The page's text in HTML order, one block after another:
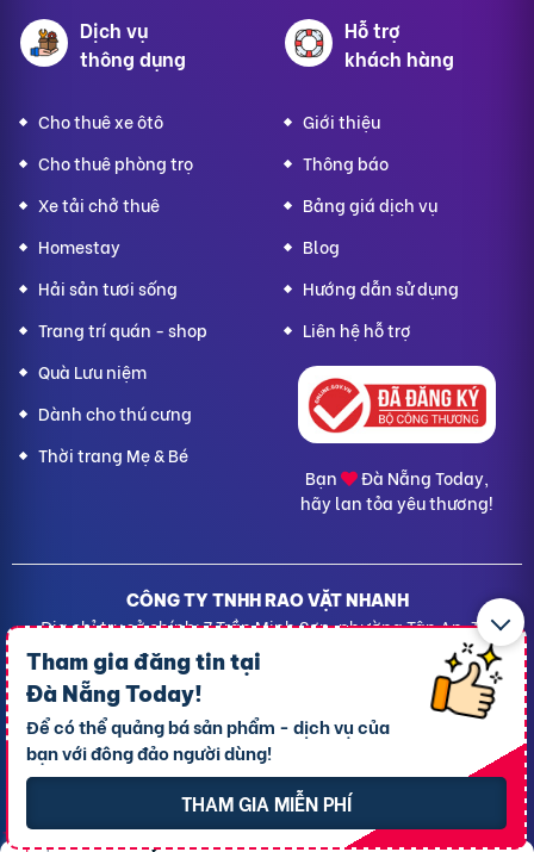
Tham gia đăng tin tại
Đà Nẵng Today!
Để có thể quảng bá sản phẩm - dịch vụ của
bạn với đông đảo người dùng!
THAM GIA MIỄN PHÍ
Dịch vụ
thông dụng
Cho thuê xe ôtô
Cho thuê phòng trọ
Xe tải chở thuê
Homestay
Hải sản tươi sống
Trang trí quán - shop
Quà Lưu niệm
Dành cho thú cưng
Thời trang Mẹ & Bé
Hỗ trợ
khách hàng
Giới thiệu
Thông báo
Bảng giá dịch vụ
Blog
Hướng dẫn sử dụng
Liên hệ hỗ trợ
Bạn
Đà Nẵng Today,
hãy lan tỏa yêu thương!
CÔNG TY TNHH RAO VẶT NHANH
Địa chỉ trụ sở chính: 7 Trần Minh Sơn, phường Tân An, TP.
Cần Thơ
Giấy CNĐKDN: 1801717351 – Ngày cấp: 24/01/2022 - Cơ
quan cấp: Phòng Đăng ký kinh doanh – Sở kế hoạch và
Đầu tư TP. Cần Thơ
Liên hệ hỗ trợ- Hotline:
Quy chế hoạt động
Chính sách giải quyết khiếu nại
Chính sách bảo mật thông tin